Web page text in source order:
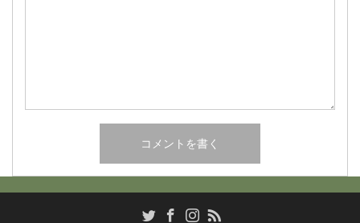
TwitterFacebookInstagram
RSS